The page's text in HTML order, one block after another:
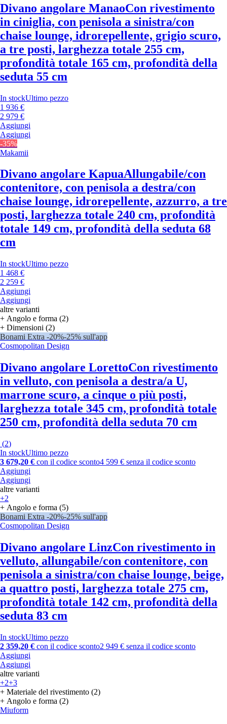
Divano angolare ManaoCon rivestimento
in ciniglia, con penisola a sinistra/con
chaise lounge, idrorepellente, grigio scuro,
a tre posti, larghezza totale 255 cm,
profondità totale 165 cm, profondità della
seduta 55 cm
In stockUltimo pezzo
1 936 €
2 979 €
Aggiungi
Aggiungi
-35%
Makamii
Divano angolare KapuaAllungabile/con
contenitore, con penisola a destra/con
chaise lounge, idrorepellente, azzurro, a tre
posti, larghezza totale 240 cm, profondità
totale 149 cm, profondità della seduta 68
cm
In stockUltimo pezzo
1 468 €
2 259 €
Aggiungi
Aggiungi
altre varianti
+ Angolo e forma (2)
+ Dimensioni (2)
Bonami Extra -20%-25% sull'app
Cosmopolitan Design
Divano angolare LorettoCon rivestimento
in velluto, con penisola a destra/a U,
marrone scuro, a cinque o più posti,
larghezza totale 345 cm, profondità totale
250 cm, profondità della seduta 70 cm
(2)
In stockUltimo pezzo
3 679,20 € con il codice sconto4 599 € senza il codice sconto
Aggiungi
Aggiungi
altre varianti
+2
+ Angolo e forma (5)
Bonami Extra -20%-25% sull'app
Cosmopolitan Design
Divano angolare LinzCon rivestimento in
velluto, allungabile/con contenitore, con
penisola a sinistra/con chaise lounge, beige,
a quattro posti, larghezza totale 275 cm,
profondità totale 142 cm, profondità della
seduta 83 cm
In stockUltimo pezzo
2 359,20 € con il codice sconto2 949 € senza il codice sconto
Aggiungi
Aggiungi
altre varianti
+2+3
+ Materiale del rivestimento (2)
+ Angolo e forma (2)
Miuform